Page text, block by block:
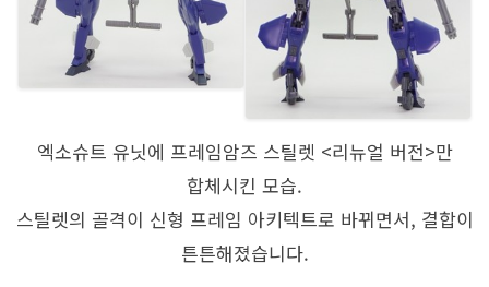
엑소슈트 유닛에 프레임암즈 스틸렛 <리뉴얼 버전>만
합체시킨 모습.
스틸렛의 골격이 신형 프레임 아키텍트로 바뀌면서, 결합이
튼튼해졌습니다.